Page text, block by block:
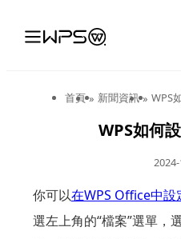
首頁 » 新聞資訊 » WPS
WPS如何
你可以在WPS Office中設
選左上角的“檔案”選單，